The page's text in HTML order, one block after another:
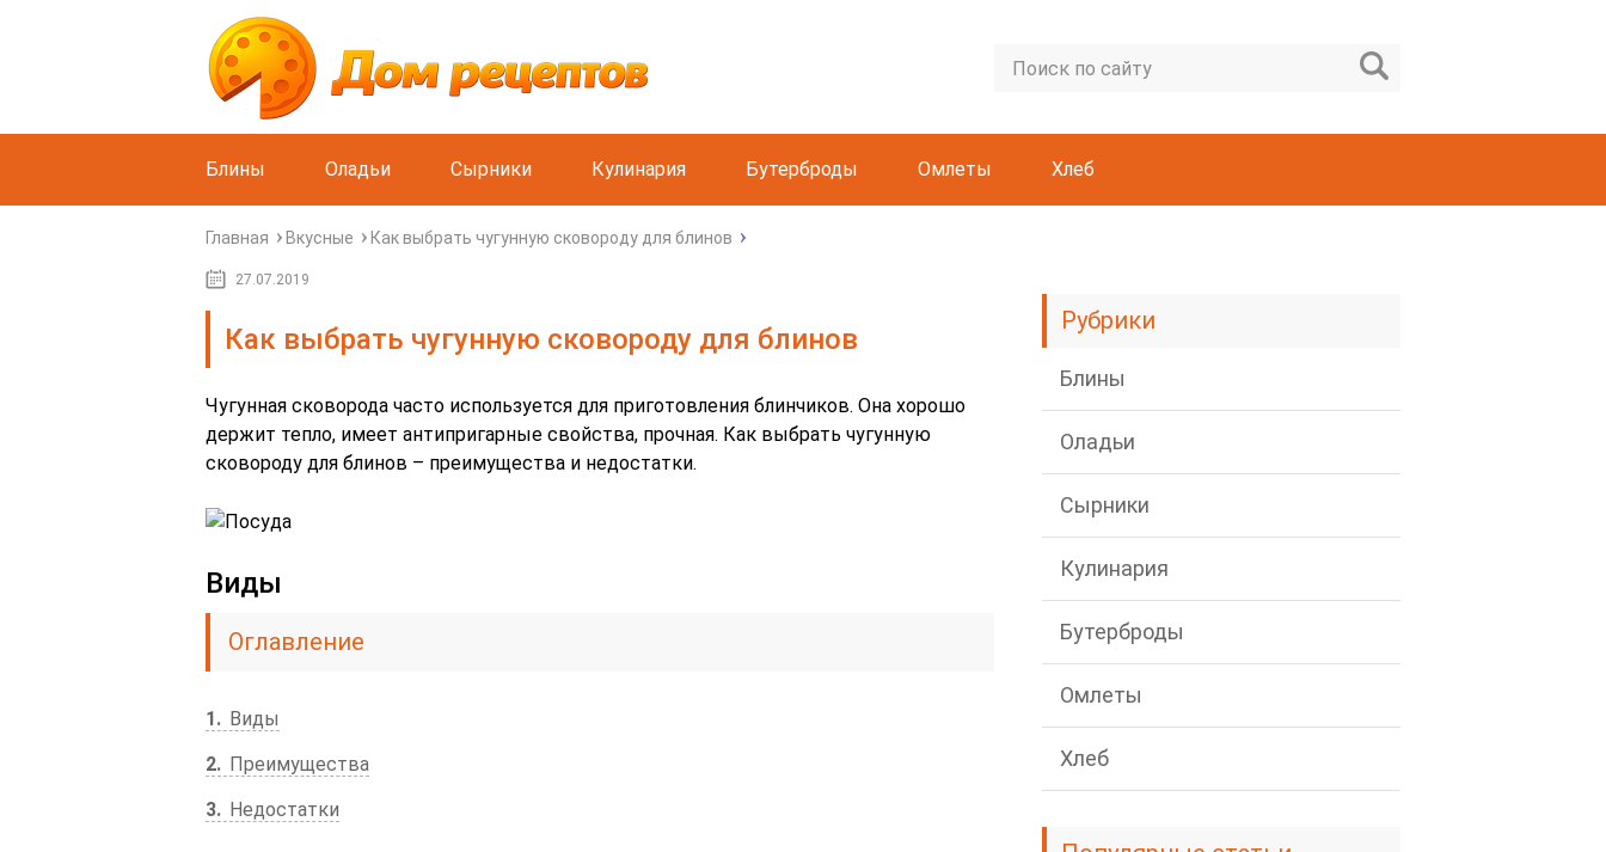
Блины Оладьи Сырники Кулинария Бутерброды Омлеты Хлеб
Главная Вкусные Как выбрать чугунную сковороду для блинов
27.07.2019
Как выбрать чугунную сковороду для блинов
Чугунная сковорода часто используется для приготовления блинчиков. Она хорошо
держит тепло, имеет антипригарные свойства, прочная. Как выбрать чугунную
сковороду для блинов – преимущества и недостатки.
Виды
Оглавление
1
Виды
2
Преимущества
3
Недостатки
Рубрики
Блины
Оладьи
Сырники
Кулинария
Бутерброды
Омлеты
Хлеб